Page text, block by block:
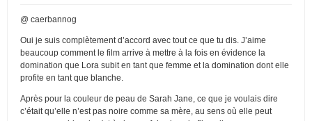
@ caerbannog
Oui je suis complètement d’accord avec tout ce que tu dis. J’aime
beaucoup comment le film arrive à mettre à la fois en évidence la
domination que Lora subit en tant que femme et la domination dont elle
profite en tant que blanche.
Après pour la couleur de peau de Sarah Jane, ce que je voulais dire
c’était qu’elle n’est pas noire comme sa mère, au sens où elle peut